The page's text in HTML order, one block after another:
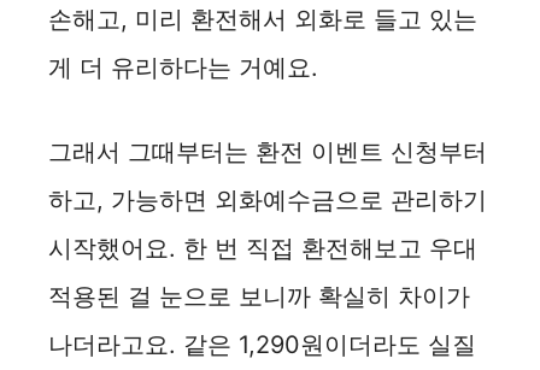
손해고, 미리 환전해서 외화로 들고 있는
게 더 유리하다는 거예요.
그래서 그때부터는 환전 이벤트 신청부터
하고, 가능하면 외화예수금으로 관리하기
시작했어요. 한 번 직접 환전해보고 우대
적용된 걸 눈으로 보니까 확실히 차이가
나더라고요. 같은 1,290원이더라도 실질